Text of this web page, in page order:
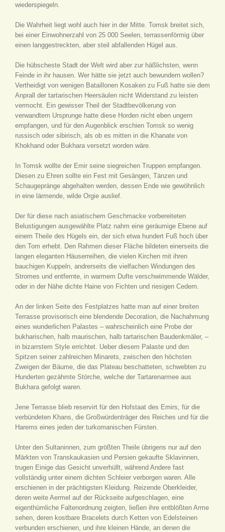
wiederspiegeln.
Die Wahrheit liegt wohl auch hier in der Mitte. Tomsk breitet sich,
bei einer Einwohnerzahl von 25 000 Seelen, terrassenförmig über
einen langgestreckten, aber steil abfallenden Hügel aus.
Die hübscheste Stadt der Welt wird aber zur häßlichsten, wenn
Feinde in ihr hausen. Wer hätte sie jetzt auch bewundern wollen?
Vertheidigt von wenigen Bataillonen Kosaken zu Fuß hatte sie dem
Anprall der tartarischen Heersäulen nicht Widerstand zu leisten
vermocht. Ein gewisser Theil der Stadtbevölkerung von
verwandtem Ursprunge hatte diese Horden nicht eben ungern
empfangen, und für den Augenblick erschien Tomsk so wenig
russisch oder sibirisch, als ob es mitten in die Khanate von
Khokhand oder Bukhara versetzt worden wäre.
In Tomsk wollte der Emir seine siegreichen Truppen empfangen.
Diesen zu Ehren sollte ein Fest mit Gesängen, Tänzen und
Schaugepränge abgehalten werden, dessen Ende wie gewöhnlich
in eine lärmende, wilde Orgie auslief.
Der für diese nach asiatischem Geschmacke vorbereiteten
Belustigungen ausgewählte Platz nahm eine geräumige Ebene auf
einem Theile des Hügels ein, der sich etwa hundert Fuß hoch über
den Tom erhebt. Den Rahmen dieser Fläche bildeten einerseits die
langen eleganten Häuserreihen, die vielen Kirchen mit ihren
bauchigen Kuppeln, andrerseits die vielfachen Windungen des
Stromes und entfernte, in warmem Dufte verschwimmende Wälder,
oder in der Nähe dichte Haine von Fichten und riesigen Cedern.
An der linken Seite des Festplatzes hatte man auf einer breiten
Terrasse provisorisch eine blendende Decoration, die Nachahmung
eines wunderlichen Palastes – wahrscheinlich eine Probe der
bukharischen, halb maurischen, halb tartarischen Baudenkmäler, –
in bizarrstem Style errichtet. Ueber diesem Palaste und den
Spitzen seiner zahlreichen Minarets, zwischen den höchsten
Zweigen der Bäume, die das Plateau beschatteten, schwebten zu
Hunderten gezähmte Störche, welche der Tartarenarmee aus
Bukhara gefolgt waren.
Jene Terrasse blieb reservirt für den Hofstaat des Emirs, für die
verbündeten Khans, die Großwürdenträger des Reiches und für die
Harems eines jeden der turkomanischen Fürsten.
Unter den Sultaninnen, zum größten Theile übrigens nur auf den
Märkten von Transkaukasien und Persien gekaufte Sklavinnen,
trugen Einige das Gesicht unverhüllt, während Andere fast
vollständig unter einem dichten Schleier verborgen waren. Alle
erschienen in der prächtigsten Kleidung. Reizende Oberkleider,
deren weite Aermel auf der Rückseite aufgeschlagen, eine
eigenthümliche Faltenordnung zeigten, ließen ihre entblößten Arme
sehen, deren kostbare Bracelets durch Ketten von Edelsteinen
verbunden erschienen, und ihre kleinen Hände, an denen die